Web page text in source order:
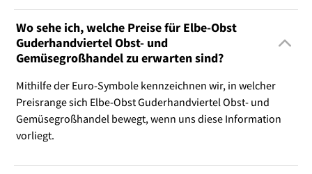
Wo sehe ich, welche Preise für Elbe-Obst
Guderhandviertel Obst- und
Gemüsegroßhandel zu erwarten sind?
Mithilfe der Euro-Symbole kennzeichnen wir, in welcher
Preisrange sich Elbe-Obst Guderhandviertel Obst- und
Gemüsegroßhandel bewegt, wenn uns diese Information
vorliegt.